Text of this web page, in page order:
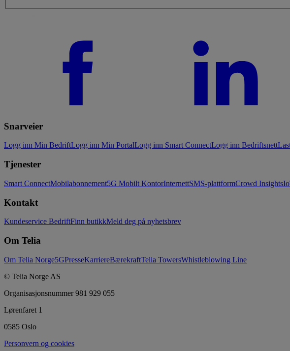
Snarveier
Logg inn Min BedriftLogg inn Min PortalLogg inn Smart ConnectLogg inn Bedriftsnett
Tjenester
Smart ConnectMobilabonnement5G Mobilt KontorInternettSMS-plattformCrowd Insights
Kontakt
Kundeservice BedriftFinn butikkMeld deg på nyhetsbrev
Om Telia
Om Telia Norge5GPresseKarriereBærekraftTelia TowersWhistleblowing Line
© Telia Norge AS
Organisasjonsnummer 981 929 055
Lørenfaret 1
0585 Oslo
Personvern og cookies